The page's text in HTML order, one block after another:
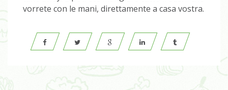
vorrete con le mani, direttamente a casa vostra.